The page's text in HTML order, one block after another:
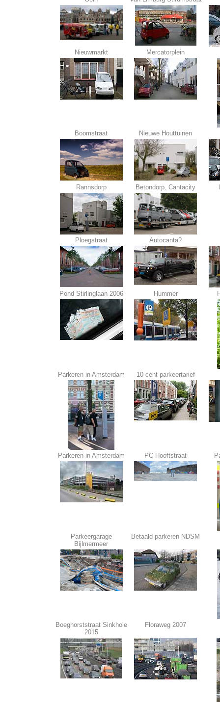
Nieuwmarkt Mercatorplein
Boomstraat Nieuwe Houttuinen
Rannsdorp Betondorp, Cantacity
Ploegstraat Autocanta?
Pond Stirlinglaan 2006 Hummer
Parkeren in Amsterdam 10 cent parkeertarief
Parkeren in Amsterdam PC Hooftstraat
Parkeergarage
Bijlmermeer
Betaald parkeren NDSM
Boeghorststraat Sinkhole
2015
Floraweg 2007